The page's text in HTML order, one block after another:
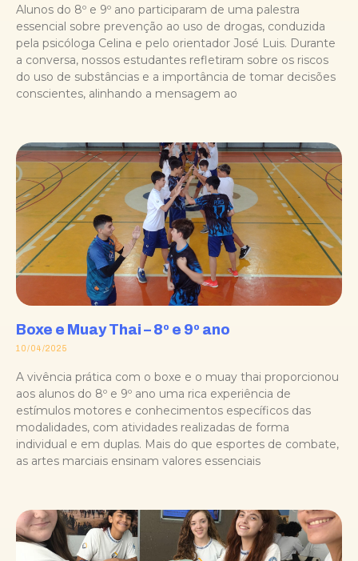
Alunos do 8º e 9º ano participaram de uma palestra
essencial sobre prevenção ao uso de drogas, conduzida
pela psicóloga Celina e pelo orientador José Luis. Durante
a conversa, nossos estudantes refletiram sobre os riscos
do uso de substâncias e a importância de tomar decisões
conscientes, alinhando a mensagem ao
Boxe e Muay Thai – 8º e 9º ano
10/04/2025
A vivência prática com o boxe e o muay thai proporcionou
aos alunos do 8º e 9º ano uma rica experiência de
estímulos motores e conhecimentos específicos das
modalidades, com atividades realizadas de forma
individual e em duplas. Mais do que esportes de combate,
as artes marciais ensinam valores essenciais